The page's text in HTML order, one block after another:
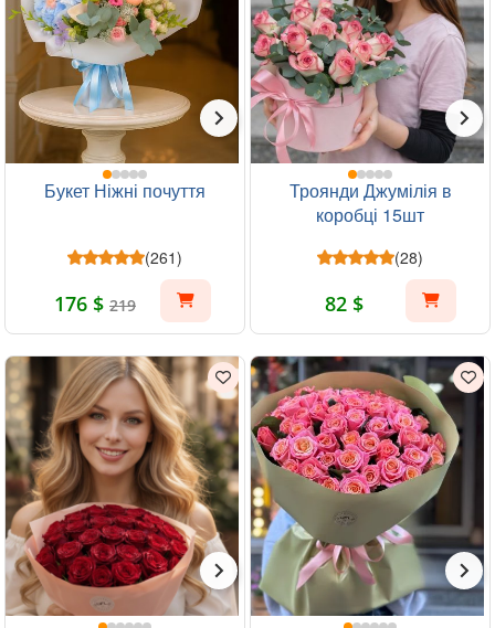
Букет Ніжні почуття
(261)
176 $ 219
Троянди Джумілія в
коробці 15шт
(28)
82 $